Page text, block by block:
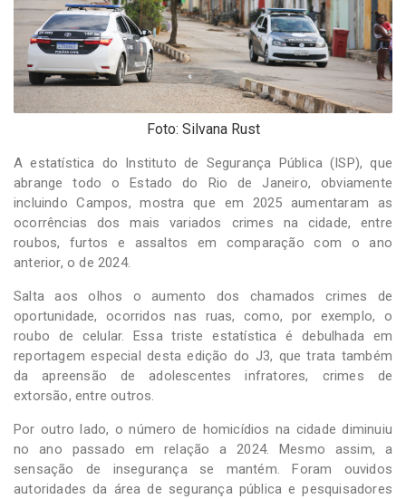
Sistemas
Foto: Silvana Rust
A estatística do Instituto de Segurança Pública (ISP), que
abrange todo o Estado do Rio de Janeiro, obviamente
incluindo Campos, mostra que em 2025 aumentaram as
ocorrências dos mais variados crimes na cidade, entre
roubos, furtos e assaltos em comparação com o ano
anterior, o de 2024.
Salta aos olhos o aumento dos chamados crimes de
oportunidade, ocorridos nas ruas, como, por exemplo, o
roubo de celular. Essa triste estatística é debulhada em
reportagem especial desta edição do J3, que trata também
da apreensão de adolescentes infratores, crimes de
extorsão, entre outros.
Por outro lado, o número de homicídios na cidade diminuiu
no ano passado em relação a 2024. Mesmo assim, a
sensação de insegurança se mantém. Foram ouvidos
autoridades da área de segurança pública e pesquisadores